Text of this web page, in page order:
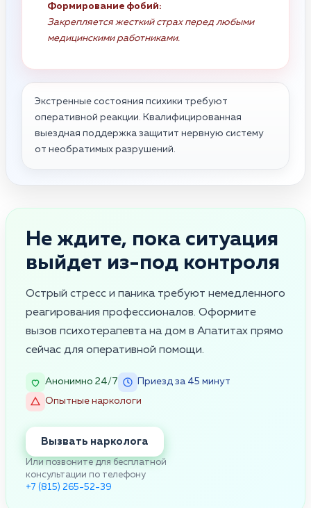
Формирование фобий:
Закрепляется жесткий страх перед любыми
медицинскими работниками.
Экстренные состояния психики требуют
оперативной реакции. Квалифицированная
выездная поддержка защитит нервную систему
от необратимых разрушений.
Не ждите, пока ситуация
выйдет из-под контроля
Острый стресс и паника требуют немедленного
реагирования профессионалов. Оформите
вызов психотерапевта на дом в Апатитах прямо
сейчас для оперативной помощи.
Анонимно 24/7
Приезд за 45 минут
Опытные наркологи
Вызвать нарколога
Или позвоните для бесплатной
консультации по телефону
+7 (815) 265-52-39